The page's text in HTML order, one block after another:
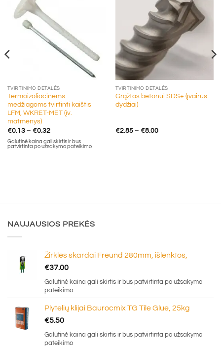
TVIRTINIMO DETALĖS
Termoizoliacinėms
medžiagoms tvirtinti kaištis
LFM, WKRET-MET (įv.
matmenys)
€0.13 – €0.32Price
€0.13
through
Galutinė kaina gali skirtis ir bus
patvirtinta po užsakymo pateikimo
TVIRTINIMO DETALĖS
Grąžtas betonui SDS+ (įvairūs
dydžiai)
€2.85 – €8.00Price
NAUJAUSIOS PREKĖS
Žirklės skardai Freund 280mm, išlenktos,
€37.00
Galutinė kaina gali skirtis ir bus patvirtinta po užsakymo
pateikimo
Plytelių klijai Baurocmix TG Tile Glue, 25kg
€5.50
Galutinė kaina gali skirtis ir bus patvirtinta po užsakymo
pateikimo